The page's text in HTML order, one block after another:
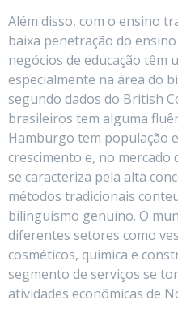
Além disso, com o ensino
baixa penetração do
negócios de educação têm
especialmente na área do
segundo dados do British
brasileiros tem alguma
Hamburgo tem população
crescimento e, no mercado
se caracteriza pela alta
métodos tradicionais
bilinguismo genuíno. O
diferentes setores como
cosméticos, química e
segmento de serviços se
atividades econômicas de